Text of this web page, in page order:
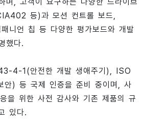
등)과 모션 컨트롤 보드,
니언 칩 등 다양한 평가보드와 개발
했다.
4-1(안전한 개발 생애주기), ISO
안) 등 국제 인증을 준비 중이며, 사
을 위한 사전 감사와 기존 제품의 규
있다.